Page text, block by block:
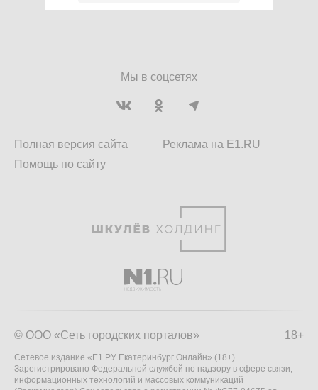
Мы в соцсетях
Полная версия сайта
Помощь по сайту
Реклама на E1.RU
18+
© ООО «Сеть городских порталов»
Сетевое издание «Е1.РУ Екатеринбург Онлайн» (18+)
Зарегистрировано Федеральной службой по надзору в сфере связи,
информационных технологий и массовых коммуникаций